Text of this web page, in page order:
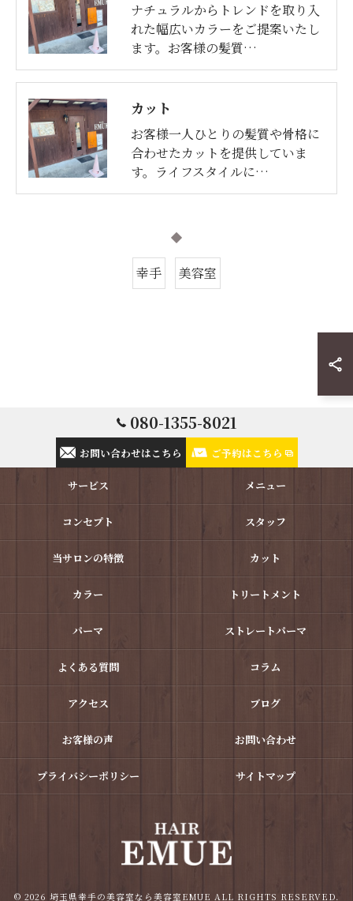
ナチュラルからトレンドを取り入
れた幅広いカラーをご提案いたし
ます。お客様の髪質…
カット
お客様一人ひとりの髪質や骨格に
合わせたカットを提供していま
す。ライフスタイルに…
幸手 美容室
080-1355-8021
お問い合わせはこちら ご予約はこちら
サービス メニュー
コンセプト スタッフ
当サロンの特徴 カット
カラー トリートメント
パーマ ストレートパーマ
よくある質問 コラム
アクセス ブログ
お客様の声 お問い合わせ
プライバシーポリシー サイトマップ
© 2026 埼玉県幸手の美容室なら美容室EMUE ALL RIGHTS RESERVED.